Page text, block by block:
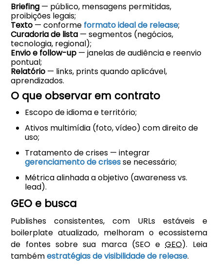
Briefing — público, mensagens permitidas,
proibições legais;
Texto — conforme formato ideal de release;
Curadoria de lista — segmentos (negócios,
tecnologia, regional);
Envio e follow-up — janelas de audiência e reenvio
pontual;
Relatório — links, prints quando aplicável,
aprendizados.
O que observar em contrato
Escopo de idioma e território;
Ativos multimídia (foto, vídeo) com direito de
uso;
Tratamento de crises — integrar
gerenciamento de crisesse necessário;
Métrica alinhada a objetivo (awareness vs.
lead).
GEO e busca
Publishes consistentes, com URLs estáveis e
boilerplate atualizado, melhoram o ecossistema
de fontes sobre sua marca (SEO eGEO). Leia
tambémestratégias de visibilidade de release.